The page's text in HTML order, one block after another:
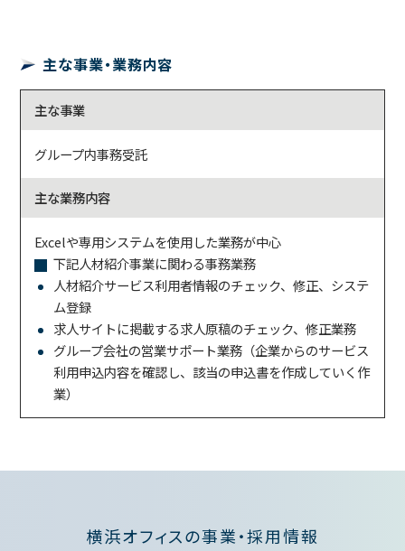
主な事業・業務内容
主な事業
グループ内事務受託
主な業務内容
Excelや専用システムを使用した業務が中心
下記人材紹介事業に関わる事務業務
人材紹介サービス利用者情報のチェック、修正、システ
ム登録
求人サイトに掲載する求人原稿のチェック、修正業務
グループ会社の営業サポート業務（企業からのサービス
利用申込内容を確認し、該当の申込書を作成していく作
業）
横浜オフィスの事業・採用情報